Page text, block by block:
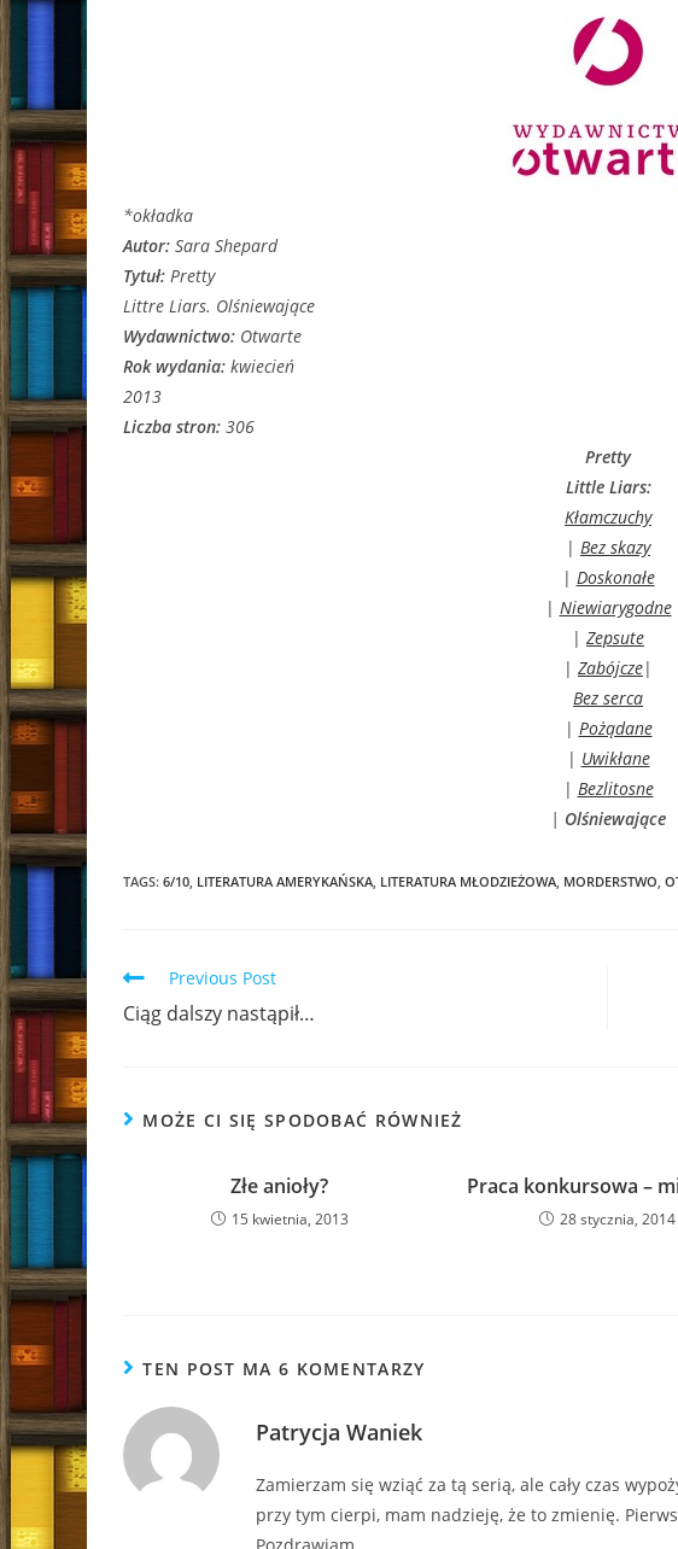
*okładka
Autor: Sara Shepard
Tytuł: Pretty
Littre Liars. Olśniewające
Wydawnictwo: Otwarte
Rok wydania: kwiecień
2013
Liczba stron: 306
Pretty
Little Liars:
Kłamczuchy
| Bez skazy
| Doskonałe
| Niewiarygodne
| Zepsute
| Zabójcze|
Bez serca
| Pożądane
| Uwikłane
| Bezlitosne
| Olśniewające
TAGS: 6/10, LITERATURA AMERYKAŃSKA, LITERATURA MŁODZIEŻOWA, MORDERSTWO,
Read
articles
Previous Post
Ciąg dalszy nastąpił…
MOŻE CI SIĘ SPODOBAĆ RÓWNIEŻ
Złe anioły?
15 kwietnia, 2013
Praca konkursowa –
28 stycznia, 2014
TEN POST MA 6 KOMENTARZY
Patrycja Waniek
Zamierzam się wziąć za tą serią, ale cały czas
przy tym cierpi, mam nadzieję, że to zmienię.